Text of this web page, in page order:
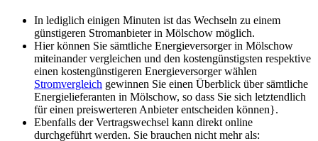
In lediglich einigen Minuten ist das Wechseln zu einem
günstigeren Stromanbieter in Mölschow möglich.
Hier können Sie sämtliche Energieversorger in Mölschow
miteinander vergleichen und den kostengünstigsten respektive
einen kostengünstigeren Energieversorger wählen
Stromvergleich gewinnen Sie einen Überblick über sämtliche
Energielieferanten in Mölschow, so dass Sie sich letztendlich
für einen preiswerteren Anbieter entscheiden können}.
Ebenfalls der Vertragswechsel kann direkt online
durchgeführt werden. Sie brauchen nicht mehr als: